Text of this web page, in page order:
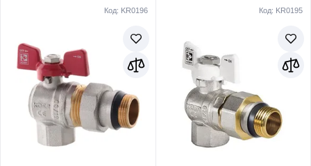
Краны шаровые
Вид изделия
Кран
"Американка"
Назначение
Для воды
Краны шаровые
Вид изделия
"Американка"
Назначение
Для воды
Код: KR0196 Код: KR0195